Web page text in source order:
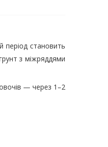
період становить
з міжряддями
— через 1–2